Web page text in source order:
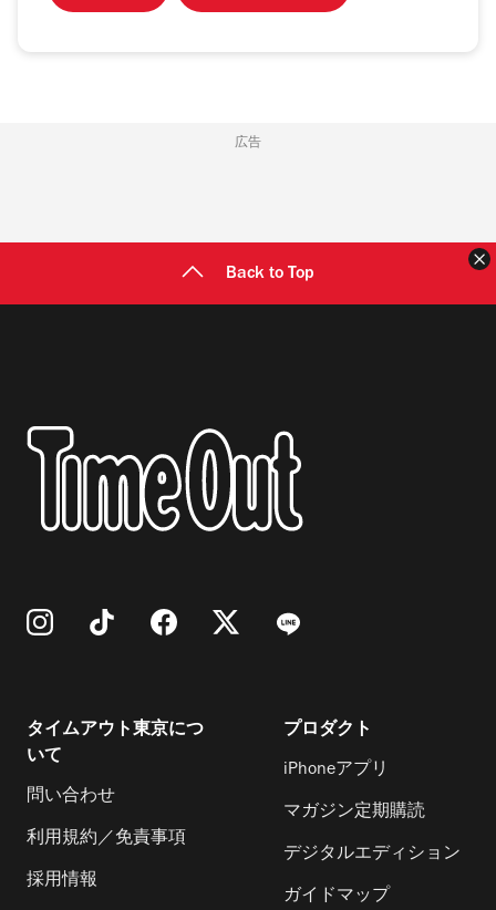
広告
Back to Top
タイムアウト東京につ
いて
問い合わせ
利用規約／免責事項
採用情報
プロダクト
iPhoneアプリ
マガジン定期購読
デジタルエディション
ガイドマップ